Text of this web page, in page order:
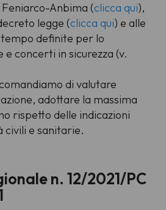
Anbima (clicca qui),
legge (clicca qui) e alle
tempo definite per lo
concerti in sicurezza (v.
di valutare
adottare la massima
rispetto delle indicazioni
e sanitarie.
n. 12/2021/PC